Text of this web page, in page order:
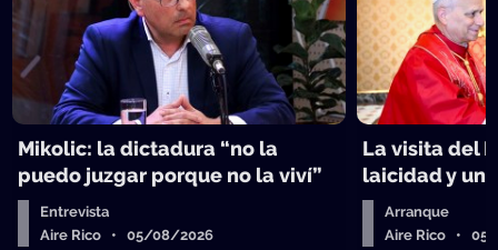
Mikolic: la dictadura “no la
puedo juzgar porque no la viví”
Entrevista
Aire Rico • 05/08/2026
La visita del
laicidad y un
Arranque
Aire Rico •